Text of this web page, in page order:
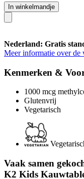
In winkelmandje
Nederland: Gratis
Meer informatie over de
Kenmerken &
1000 mcg
Glutenvrij
Vegetarisch
Vaak samen
K2 Kids